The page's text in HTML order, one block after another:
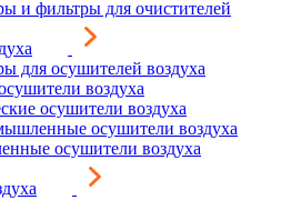
и фильтры для очистителей
для осушителей воздуха
воздуха
осушители воздуха
осушители воздуха
осушители воздуха